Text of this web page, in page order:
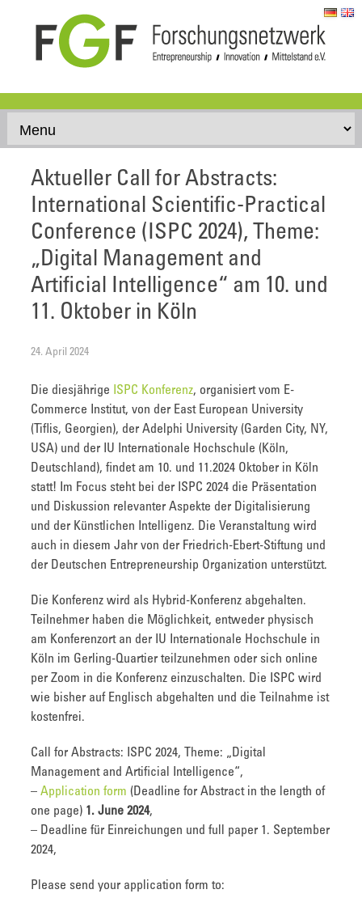
Skip to content
Aktueller Call for Abstracts:
International Scientific-Practical
Conference (ISPC 2024), Theme:
„Digital Management and
Artificial Intelligence“ am 10. und
11. Oktober in Köln
24. April 2024
Die diesjährige ISPC Konferenz, organisiert vom E-
Commerce Institut, von der East European University
(Tiflis, Georgien), der Adelphi University (Garden City, NY,
USA) und der IU Internationale Hochschule (Köln,
Deutschland), findet am 10. und 11.2024 Oktober in Köln
statt! Im Focus steht bei der ISPC 2024 die Präsentation
und Diskussion relevanter Aspekte der Digitalisierung
und der Künstlichen Intelligenz. Die Veranstaltung wird
auch in diesem Jahr von der Friedrich-Ebert-Stiftung und
der Deutschen Entrepreneurship Organization unterstützt.
Die Konferenz wird als Hybrid-Konferenz abgehalten.
Teilnehmer haben die Möglichkeit, entweder physisch
am Konferenzort an der IU Internationale Hochschule in
Köln im Gerling-Quartier teilzunehmen oder sich online
per Zoom in die Konferenz einzuschalten. Die ISPC wird
wie bisher auf Englisch abgehalten und die Teilnahme ist
kostenfrei.
Call for Abstracts: ISPC 2024, Theme: „Digital
Management and Artificial Intelligence“,
– Application form (Deadline for Abstract in the length of
one page) 1. June 2024,
– Deadline für Einreichungen und full paper 1. September
2024,
Please send your application form to: